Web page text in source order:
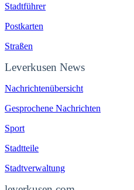
Stadtführer
Postkarten
Straßen
Leverkusen News
Nachrichtenübersicht
Gesprochene Nachrichten
Sport
Stadtteile
Stadtverwaltung